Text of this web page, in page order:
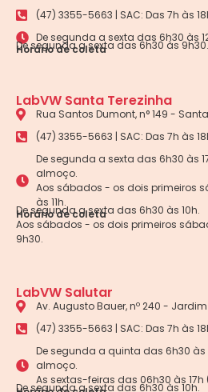
(47) 3355-5663 | SAC: Das 7h às
De segunda a sexta das 6h30 às
Horário de coleta
De segunda a sexta das 6h30 às 9h30.
LabVW Santa Terezinha
Rua Santos Dumont, n° 149 -
(47) 3355-5663 | SAC: Das 7h às
De segunda a sexta das 6h30 às
almoço.
Aos sábados - os dois primeiros
às 11h.
Horário de coleta
De segunda a sexta das 6h30 às 10h.
Aos sábados - os dois primeiros
9h30.
LabVW Salutar
Av. Augusto Bauer, nº 240 -
(47) 3355-5663 | SAC: Das 7h às
De segunda a quinta das 6h30 às
almoço.
As sextas-feiras das 06h30 às
De segunda a sexta das 6h30 às 10h.